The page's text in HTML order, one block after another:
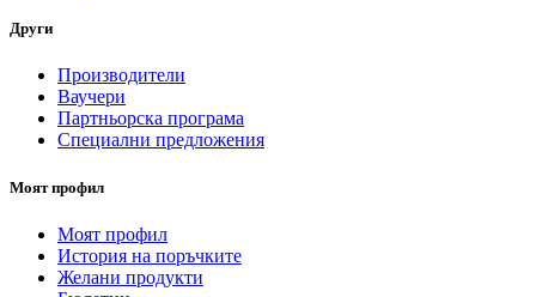
Други
Производители
Ваучери
Партньорска програма
Специални предложения
Моят профил
Моят профил
История на поръчките
Желани продукти